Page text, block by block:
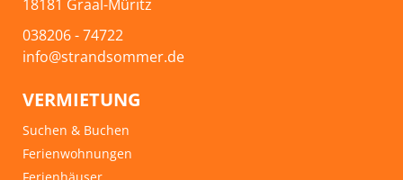
18181 Graal-Müritz
038206 - 74722
info@strandsommer.de
VERMIETUNG
Suchen & Buchen
Ferienwohnungen